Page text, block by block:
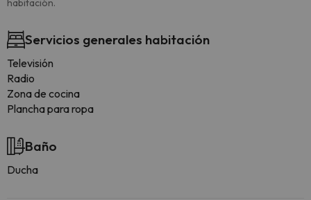
habitación.
Servicios generales habitación
Televisión
Radio
Zona de cocina
Plancha para ropa
Baño
Ducha